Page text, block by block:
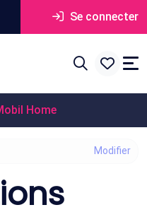
Se connecter
Home